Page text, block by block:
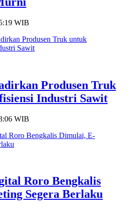
WIB
Produsen Truk
Industri Sawit
WIB
Roro Bengkalis
Segera Berlaku